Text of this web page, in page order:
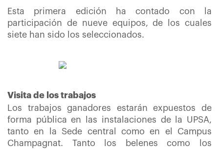
Esta primera edición ha contado con la
participación de nueve equipos, de los cuales
siete han sido los seleccionados.
Visita de los trabajos
Los trabajos ganadores estarán expuestos de
forma pública en las instalaciones de la UPSA,
tanto en la Sede central como en el Campus
Champagnat. Tanto los belenes como los